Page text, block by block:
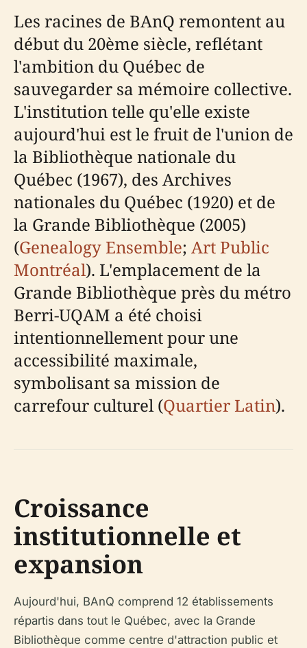
Les racines de BAnQ remontent au
début du 20ème siècle, reflétant
l'ambition du Québec de
sauvegarder sa mémoire collective.
L'institution telle qu'elle existe
aujourd'hui est le fruit de l'union de
la Bibliothèque nationale du
Québec (1967), des Archives
nationales du Québec (1920) et de
la Grande Bibliothèque (2005)
(Genealogy Ensemble; Art Public
Montréal). L'emplacement de la
Grande Bibliothèque près du métro
Berri-UQAM a été choisi
intentionnellement pour une
accessibilité maximale,
symbolisant sa mission de
carrefour culturel (Quartier Latin).
Croissance
institutionnelle et
expansion
Aujourd'hui, BAnQ comprend 12 établissements
répartis dans tout le Québec, avec la Grande
Bibliothèque comme centre d'attraction public et